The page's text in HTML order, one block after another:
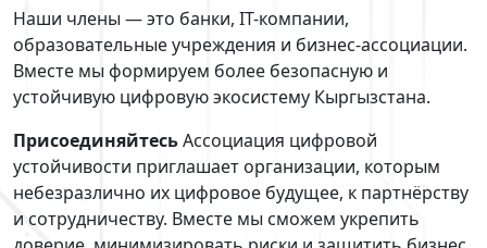
Наши члены — это банки, IT-компании,
образовательные учреждения и бизнес-ассоциации.
Вместе мы формируем более безопасную и
устойчивую цифровую экосистему Кыргызстана.
ПрисоединяйтесьАссоциация цифровой
устойчивости приглашает организации, которым
небезразлично их цифровое будущее, к партнёрству
и сотрудничеству. Вместе мы сможем укрепить